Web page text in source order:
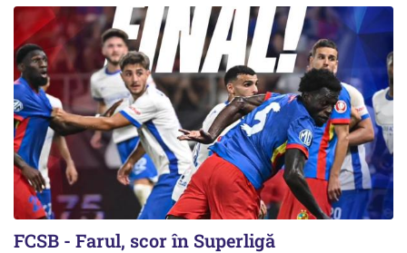
FCSB - Farul, scor în Superligă